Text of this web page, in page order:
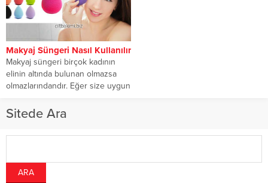
Sitede Ara
Makyaj Süngeri Nasıl Kullanılır
Makyaj süngeri birçok kadının
elinin altında bulunan olmazsa
olmazlarındandır. Eğer size uygun